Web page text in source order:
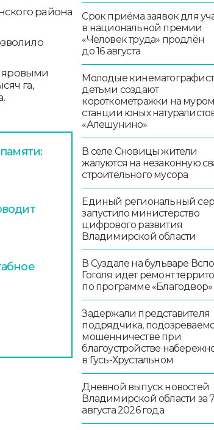
района
яровыми
га,
Срок приёма заявок для
в национальной премии
«Человек труда» продлён
до 16 августа
Молодые
детьми создают
короткометражки на
станции юных
«Алешунино»
В селе Сновицы жители
жалуются на незаконную
строительного мусора
Единый региональный
запустило министерство
цифрового развития
Владимирской области
В Суздале на бульваре
Гоголя идет ремонт
по программе «Благодвор»
Задержали представителя
подрядчика,
мошенничестве при
благоустройстве
в Гусь-Хрустальном
Дневной выпуск новостей
Владимирской области за
августа 2026 года